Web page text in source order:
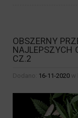
OBSZERNY
NAJLEPSZYCH
CZ.2
Dodano: 16-11-2020 w